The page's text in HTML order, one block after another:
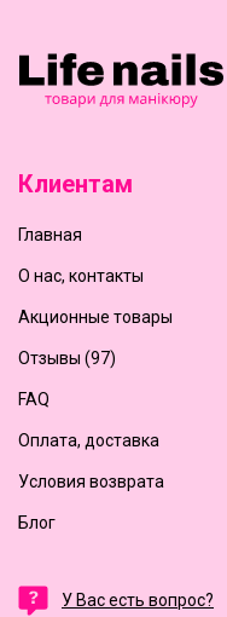
Клиентам
Главная
О нас, контакты
Акционные товары
Отзывы (97)
FAQ
Оплата, доставка
Условия возврата
Блог
У Вас есть вопрос?